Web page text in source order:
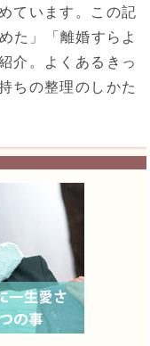
ています。この記
た」「離婚すらよ
介。よくあるきっ
ちの整理のしかた